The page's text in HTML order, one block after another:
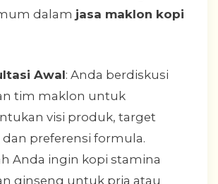
dalam jasa maklon kopi
Awal: Anda berdiskusi
tim maklon untuk
visi produk, target
dan preferensi formula.
Anda ingin kopi stamina
ginseng untuk pria atau